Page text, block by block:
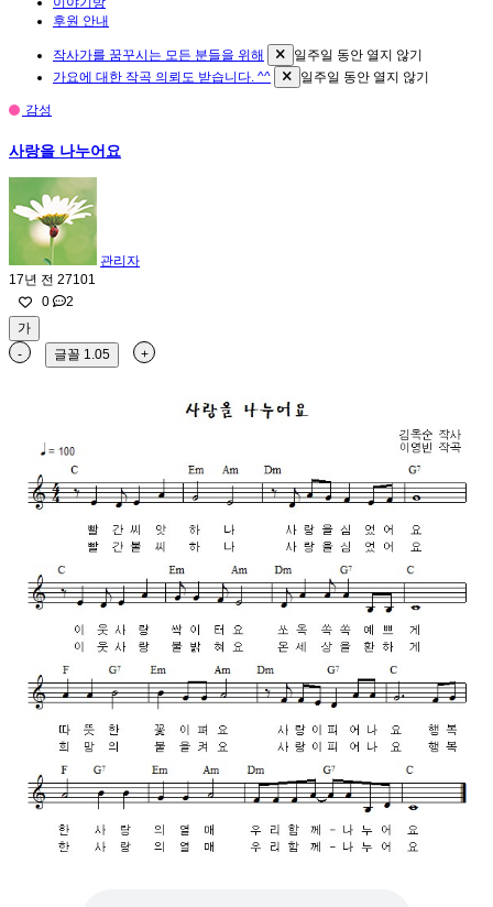
후원 안내
작사가를 꿈꾸시는 모든 분들을 위해
일주일 동안 열지 않기
가요에 대한 작곡 의뢰도 받습니다. ^^
일주일 동안 열지 않기
감성
사랑을 나누어요
관리자
17년 전 27101
0
2
가
-
글꼴 1.05 +